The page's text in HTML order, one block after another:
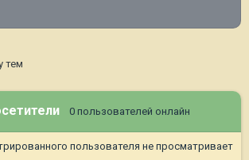
тем
0 пользователей онлайн
пользователя не просматривает